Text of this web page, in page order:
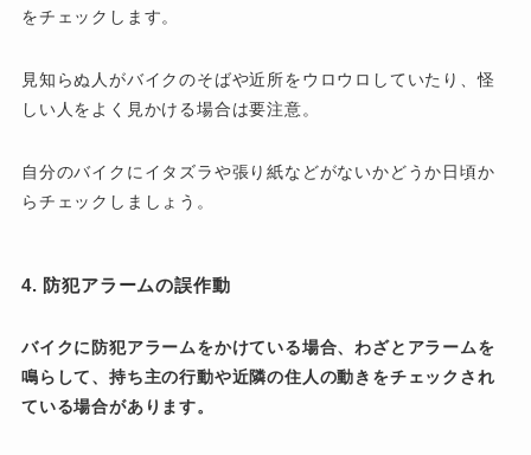
をチェックします。
見知らぬ人がバイクのそばや近所をウロウロしていたり、怪
しい人をよく見かける場合は要注意。
自分のバイクにイタズラや張り紙などがないかどうか日頃か
らチェックしましょう。
4. 防犯アラームの誤作動
バイクに防犯アラームをかけている場合、わざとアラームを
鳴らして、持ち主の行動や近隣の住人の動きをチェックされ
ている場合があります。